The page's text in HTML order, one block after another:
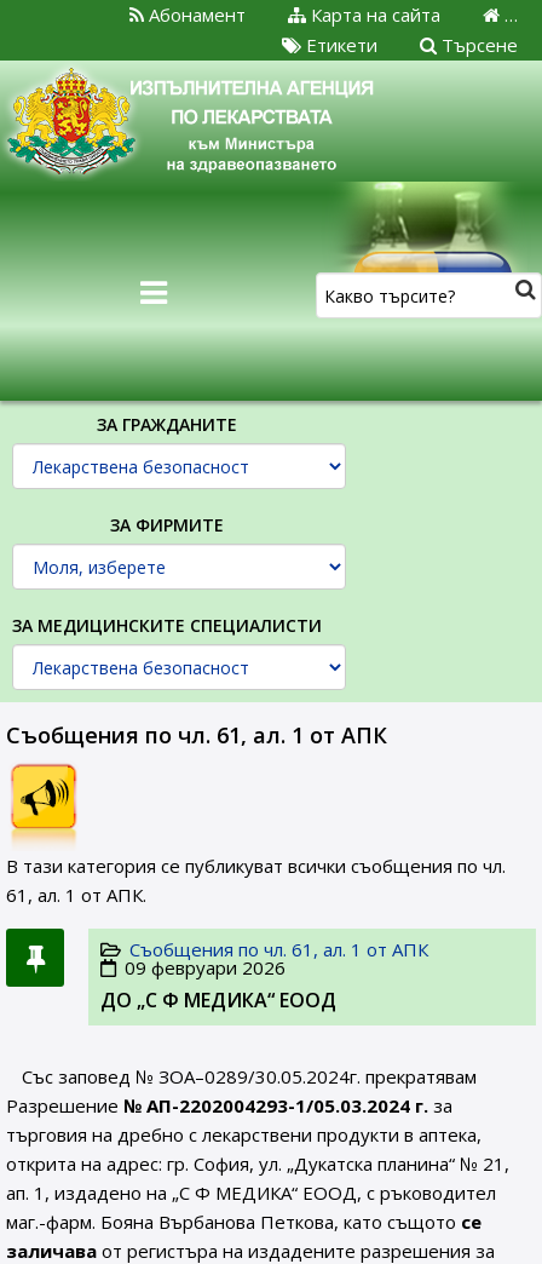
…
Карта на сайта
Абонамент
Търсене
Етикети
ЗА ГРАЖДАНИТЕ
ЗА ФИРМИТЕ
ЗА МЕДИЦИНСКИТЕ СПЕЦИАЛИСТИ
Съобщения по чл. 61, ал. 1 от АПК
В тази категория се публикуват всички съобщения по чл.
61, ал. 1 от АПК.
Съобщения по чл. 61, ал. 1 от АПК
09 февруари 2026
ДО „С Ф МЕДИКА“ ЕООД
Със заповед № ЗОА–0289/30.05.2024г. прекратявам
Разрешение № АП-2202004293-1/05.03.2024 г. за
търговия на дребно с лекарствени продукти в аптека,
открита на адрес: гр. София, ул. „Дукатска планина“ № 21,
ап. 1, издадено на „С Ф МЕДИКА“ ЕООД, с ръководител
маг.-фарм. Бояна Върбанова Петкова, като същото се
заличава от регистъра на издадените разрешения за